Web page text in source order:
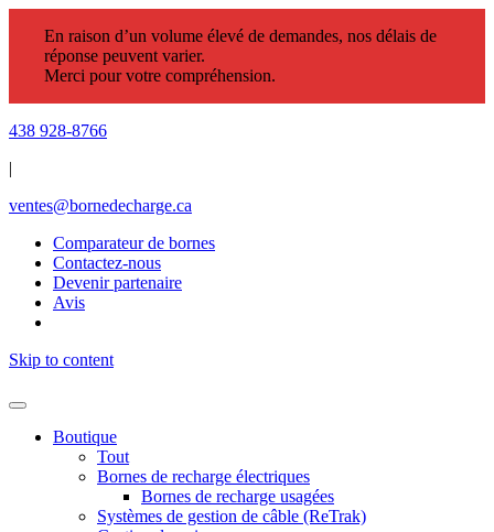
En raison d’un volume élevé de demandes, nos délais de
réponse peuvent varier.
Merci pour votre compréhension.
438 928-8766
|
ventes@bornedecharge.ca
Comparateur de bornes
Contactez-nous
Devenir partenaire
Avis
Skip to content
Boutique
Tout
Bornes de recharge électriques
Bornes de recharge usagées
Systèmes de gestion de câble (ReTrak)